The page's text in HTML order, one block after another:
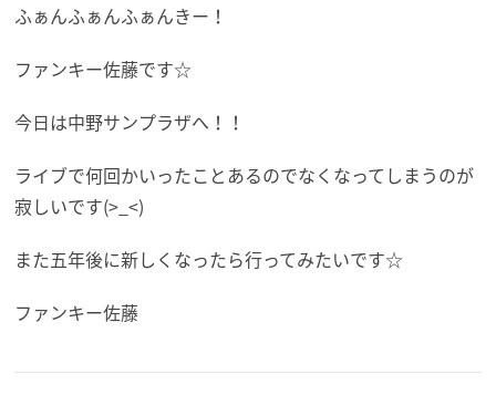
ふぁんふぁんふぁんきー！
ファンキー佐藤です☆
今日は中野サンプラザへ！！
ライブで何回かいったことあるのでなくなってしまうのが
寂しいです(>_<)
また五年後に新しくなったら行ってみたいです☆
ファンキー佐藤